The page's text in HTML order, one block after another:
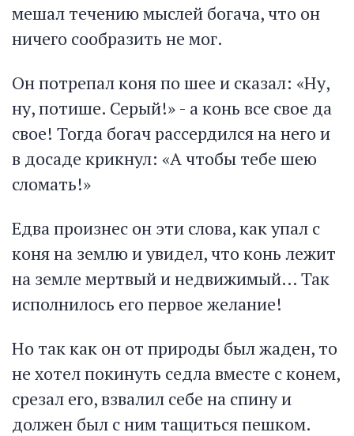
мешал течению мыслей богача, что он
ничего сообразить не мог.
Он потрепал коня по шее и сказал: «Ну,
ну, потише. Серый!» - а конь все свое да
свое! Тогда богач рассердился на него и
в досаде крикнул: «А чтобы тебе шею
сломать!»
Едва произнес он эти слова, как упал с
коня на землю и увидел, что конь лежит
на земле мертвый и недвижимый… Так
исполнилось его первое желание!
Но так как он от природы был жаден, то
не хотел покинуть седла вместе с конем,
срезал его, взвалил себе на спину и
должен был с ним тащиться пешком.